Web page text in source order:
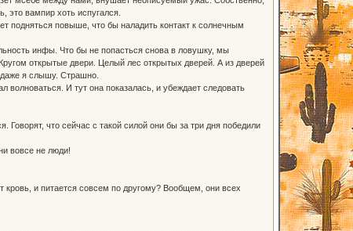
это вампир хоть испугался.
подняться повыше, что бы наладить контакт к солнечным
инфы. Что бы не попасться снова в ловушку, мы
открытые двери. Целый лес открытых дверей. А из дверей
даже я слышу. Страшно.
И тут она показалась, и убеждает следовать
что сейчас с такой силой они бы за три дня победили
вовсе не люди!
кровь, и питается совсем по другому? Вообщем, они всех